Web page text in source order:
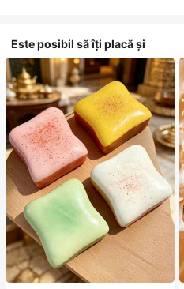
Este posibil să îți placă și